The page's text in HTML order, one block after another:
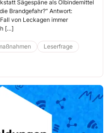
Sägespäne als Ölbindemittel
Brandgefahr?“ Antwort:
von Leckagen immer
[…]
Leserfrage